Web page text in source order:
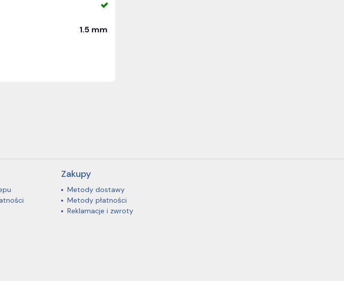
1.5 mm
Zakupy
Metody dostawy
Metody płatności
Reklamacje i zwroty